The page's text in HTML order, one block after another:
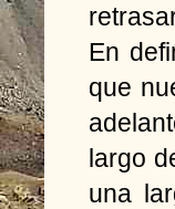
En
que
largo
una